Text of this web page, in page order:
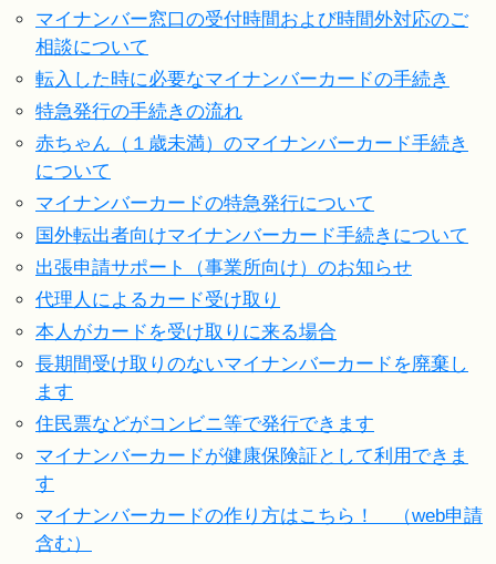
マイナンバー窓口の受付時間および時間外対応のご
相談について
転入した時に必要なマイナンバーカードの手続き
特急発行の手続きの流れ
赤ちゃん（１歳未満）のマイナンバーカード手続き
について
マイナンバーカードの特急発行について
国外転出者向けマイナンバーカード手続きについて
出張申請サポート（事業所向け）のお知らせ
代理人によるカード受け取り
本人がカードを受け取りに来る場合
長期間受け取りのないマイナンバーカードを廃棄し
ます
住民票などがコンビニ等で発行できます
マイナンバーカードが健康保険証として利用できま
す
マイナンバーカードの作り方はこちら！ （web申請
含む）